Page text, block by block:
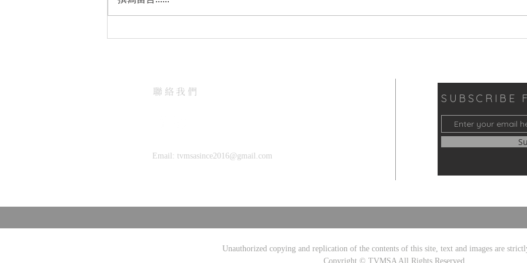
聯絡我們
Email: tvmsasince2016@gmail.com
SUBSCRIBE
Unauthorized copying and replication of the contents of this site, text and images are
Copyright © TVMSA All Rights Reserved.